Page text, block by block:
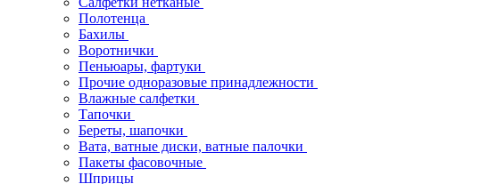
Полотенца
Бахилы
Воротнички
Пеньюары, фартуки
Прочие одноразовые принадлежности
Влажные салфетки
Тапочки
Береты, шапочки
Вата, ватные диски, ватные палочки
Пакеты фасовочные
Шприцы